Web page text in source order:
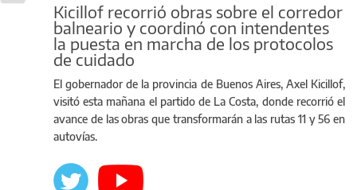
Kicillof recorrió obras sobre el corredor
balneario y coordinó con intendentes
la puesta en marcha de los protocolos
de cuidado
El gobernador de la provincia de Buenos Aires, Axel Kicillof,
visitó esta mañana el partido de La Costa, donde recorrió el
avance de las obras que transformarán a las rutas 11 y 56 en
autovías.